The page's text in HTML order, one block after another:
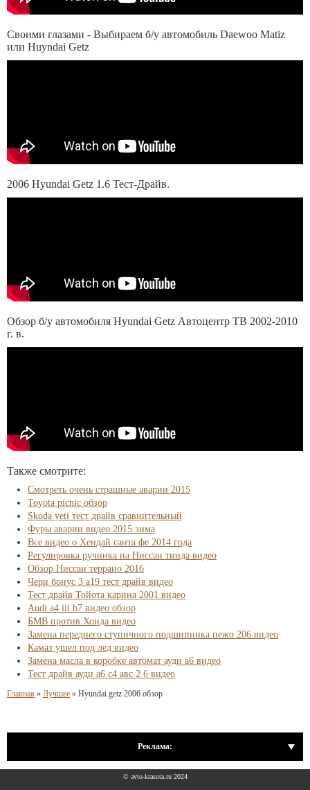
Своими глазами - Выбираем б/у автомобиль Daewoo Matiz
или Huyndai Getz
2006 Hyundai Getz 1.6 Тест-Драйв.
Обзор б/у автомобиля Hyundai Getz Автоцентр ТВ 2002-2010
г. в.
Также смотрите:
Смотреть очень страшные аварии 2015
Toyota picnic обзор
Skoda yeti тест драйв сравнительный
Фуры аварии видео 2015 зима
Все видео о Хендай санта фе 2014 года
Регулировка ручника на Ниссан тиида видео
Обзор Ниссан террано 2016
Чери бонус 3 а19 тест драйв видео
Тест драйв Тойота карина 2001 видео
Audi a4 iii b7 видео обзор
БМВ против Хонда видео
Замена переднего ступичного подшипника пежо 206 видео
Камаз ушел под лед видео
Замена масла в коробке автомат ауди а6 видео
Тест драйв ауди а6 с4 авс 2 6 видео
Главная » Лучшее » Hyundai getz 2006 обзор
Реклама:
© avto-krasota.ru 2024